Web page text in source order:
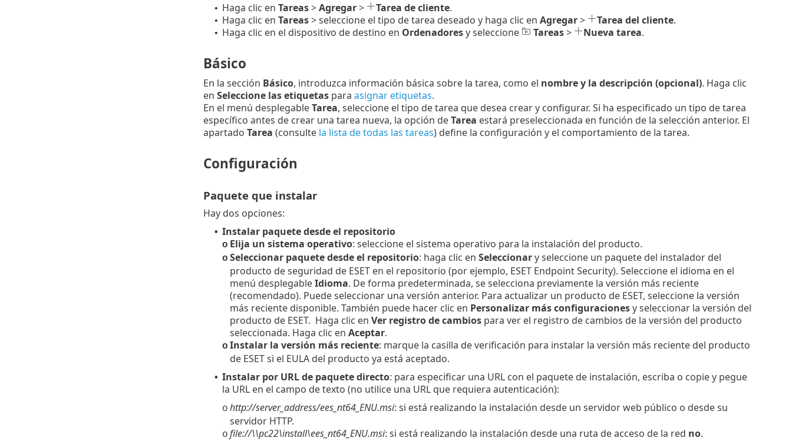
• Haga clic en Tareas>Agregar> Tarea de cliente.
• Haga clic en Tareas> seleccione el tipo de tarea deseado y haga clic en Agregar> Tarea del cliente.
• Haga clic en el dispositivo de destino en Ordenadoresy seleccione Tareas> Nueva tarea.
Básico
En la sección Básico, introduzca información básica sobre la tarea, como el nombre y la descripción (opcional). Haga clic
en Seleccione las etiquetaspara asignar etiquetas.
En el menú desplegableTarea, seleccione el tipo de tarea que desea crear y configurar. Si ha especificado un tipo de tarea
específico antes de crear una tarea nueva, la opción deTarea estará preseleccionada en función de la selección anterior. El
apartado Tarea (consulte la lista de todas las tareas) define la configuración y el comportamiento de la tarea.
Configuración
Paquete que instalar
Hay dos opciones:
• Instalar paquete desde el repositorio
o Elija un sistema operativo: seleccione el sistema operativo para la instalación del producto.
o Seleccionar paquete desde el repositorio: haga clic en Seleccionary seleccione un paquete del instalador del
producto de seguridad de ESET en el repositorio (por ejemplo, ESET Endpoint Security). Seleccione el idioma en el
menú desplegableIdioma. De forma predeterminada, se selecciona previamente la versión más reciente
(recomendado). Puede seleccionar una versión anterior. Para actualizar un producto de ESET, seleccione la versión
más reciente disponible. También puede hacer clic en Personalizar más configuracionesy seleccionar la versión del
producto de ESET. Haga clic en Ver registro de cambiospara ver el registro de cambios de la versión del producto
seleccionada. Haga clic en Aceptar.
o Instalar la versión más reciente: marque la casilla de verificación para instalar la versión más reciente del producto
de ESET si el EULA del producto ya está aceptado.
• Instalar por URL de paquete directo: para especificar una URL con el paquete de instalación, escriba o copie y pegue
la URL en el campo de texto (no utilice una URL que requiera autenticación):
o http://server_address/ees_nt64_ENU.msi: si está realizando la instalación desde un servidor web público o desde su
servidor HTTP.
o file://\\pc22\install\ees_nt64_ENU.msi: si está realizando la instalación desde una ruta de acceso de la red no.